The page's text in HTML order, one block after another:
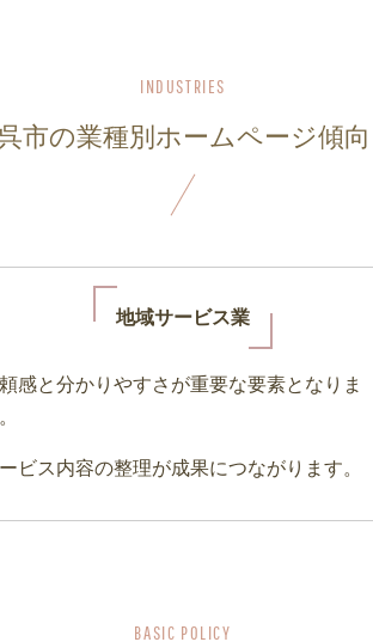
市の業種別ホームページ傾向
地域サービス業
感と分かりやすさが重要な要素となりま
ビス内容の整理が成果につながります。